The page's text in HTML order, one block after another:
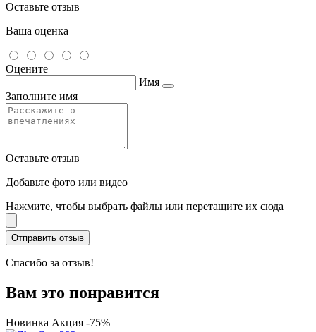
Оставьте отзыв
Ваша оценка
Оцените
Имя
Заполните имя
Оставьте отзыв
Добавьте фото или видео
Нажмите, чтобы выбрать файлы или перетащите их сюда
Спасибо за отзыв!
Вам это понравится
Новинка Акция -75%